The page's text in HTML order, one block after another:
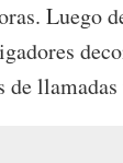
Luego